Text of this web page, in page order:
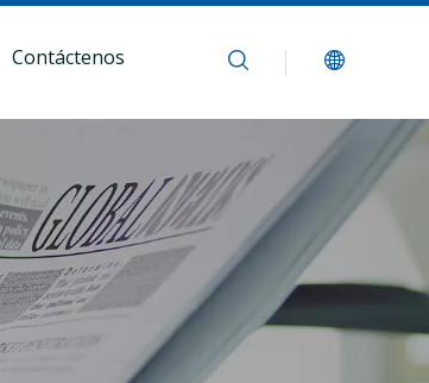
Contáctenos